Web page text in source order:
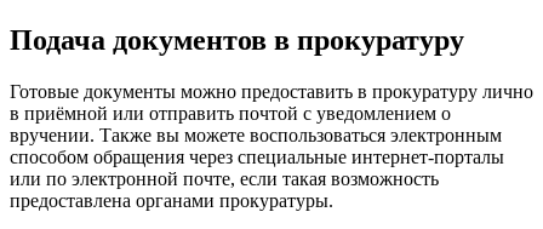
Подача документов в прокуратуру
Готовые документы можно предоставить в прокуратуру лично
в приёмной или отправить почтой с уведомлением о
вручении. Также вы можете воспользоваться электронным
способом обращения через специальные интернет-порталы
или по электронной почте, если такая возможность
предоставлена органами прокуратуры.